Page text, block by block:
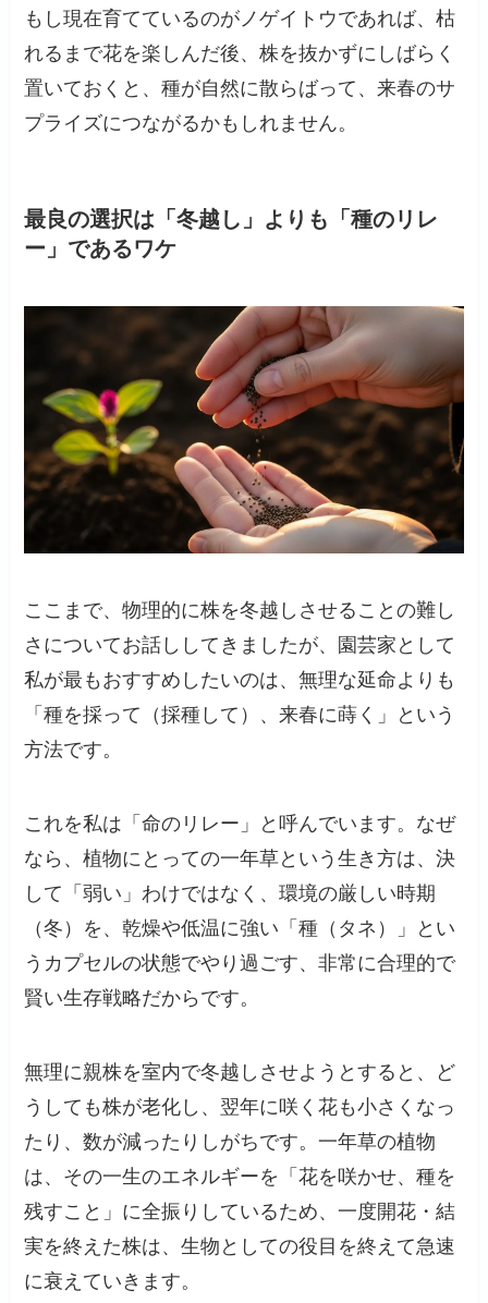
もし現在育てているのがノゲイトウであれば、枯
れるまで花を楽しんだ後、株を抜かずにしばらく
置いておくと、種が自然に散らばって、来春のサ
プライズにつながるかもしれません。
最良の選択は「冬越し」よりも「種のリレ
ー」であるワケ
ここまで、物理的に株を冬越しさせることの難し
さについてお話ししてきましたが、園芸家として
私が最もおすすめしたいのは、無理な延命よりも
「種を採って（採種して）、来春に蒔く」という
方法です。
これを私は「命のリレー」と呼んでいます。なぜ
なら、植物にとっての一年草という生き方は、決
して「弱い」わけではなく、環境の厳しい時期
（冬）を、乾燥や低温に強い「種（タネ）」とい
うカプセルの状態でやり過ごす、非常に合理的で
賢い生存戦略だからです。
無理に親株を室内で冬越しさせようとすると、ど
うしても株が老化し、翌年に咲く花も小さくなっ
たり、数が減ったりしがちです。一年草の植物
は、その一生のエネルギーを「花を咲かせ、種を
残すこと」に全振りしているため、一度開花・結
実を終えた株は、生物としての役目を終えて急速
に衰えていきます。